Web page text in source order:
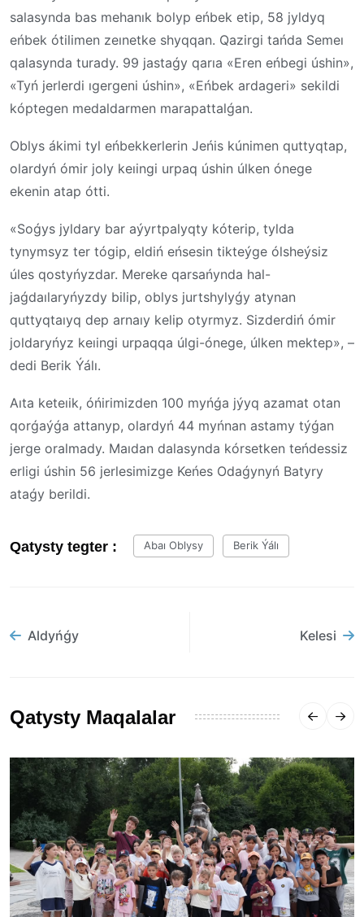
salasynda bas mehanık bolyp eńbek etip, 58 jyldyq
eńbek ótilimen zeınetke shyqqan. Qazirgi tańda Semeı
qalasynda turady. 99 jastaǵy qarıa «Eren eńbegi úshin»,
«Tyń jerlerdi ıgergeni úshin», «Eńbek ardageri» sekildi
kóptegen medaldarmen marapattalǵan.
Oblys ákimi tyl eńbekkerlerin Jeńis kúnimen quttyqtap,
olardyń ómir joly keıingi urpaq úshin úlken ónege
ekenin atap ótti.
«Soǵys jyldary bar aýyrtpalyqty kóterip, tylda
tynymsyz ter tógip, eldiń eńsesin tikteýge ólsheýsiz
úles qostyńyzdar. Mereke qarsańynda hal-
jaǵdaılaryńyzdy bilip, oblys jurtshylyǵy atynan
quttyqtaıyq dep arnaıy kelip otyrmyz. Sizderdiń ómir
joldaryńyz keıingi urpaqqa úlgi-ónege, úlken mektep», –
dedi Berik Ýálı.
Aıta keteıik, óńirimizden 100 myńǵa jýyq azamat otan
qorǵaýǵa attanyp, olardyń 44 myńnan astamy týǵan
jerge oralmady. Maıdan dalasynda kórsetken teńdessiz
erligi úshin 56 jerlesimizge Keńes Odaǵynyń Batyry
ataǵy berildi.
Qatysty tegter : Abaı Oblysy Berik Ýálı
Aldyńǵy Kelesi
Qatysty Maqalalar